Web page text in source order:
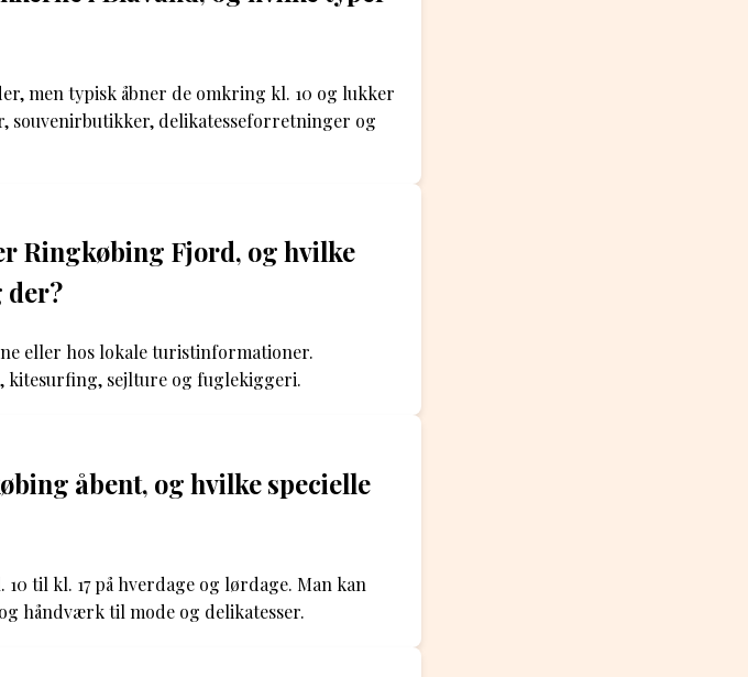
men typisk åbner de omkring kl. 10 og lukker
souvenirbutikker, delikatesseforretninger og
Ringkøbing Fjord, og hvilke
der?
eller hos lokale turistinformationer.
sejlture og fuglekiggeri.
åbent, og hvilke specielle
til kl. 17 på hverdage og lørdage. Man kan
håndværk til mode og delikatesser.